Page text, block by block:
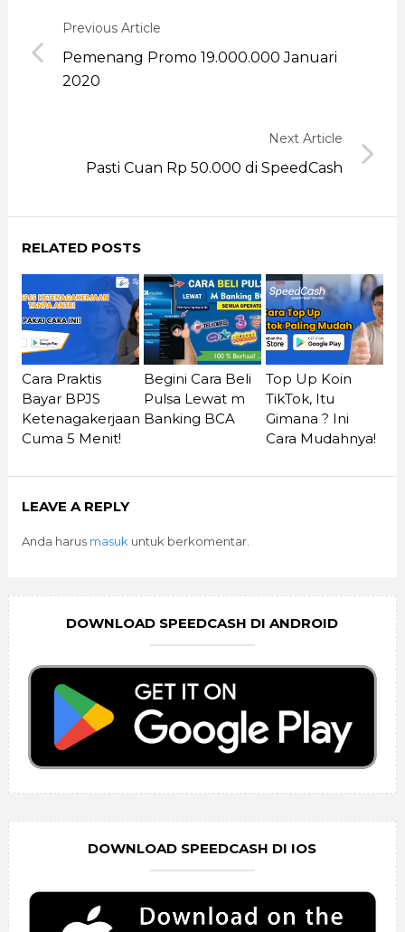
Previous Article
Pemenang Promo 19.000.000 Januari
2020
Next Article
Pasti Cuan Rp 50.000 di SpeedCash
RELATED POSTS
Cara Praktis
Bayar BPJS
Ketenagakerjaan
Cuma 5 Menit!
Begini Cara Beli
Pulsa Lewat m
Banking BCA
Top Up Koin
TikTok, Itu
Gimana ? Ini
Cara Mudahnya!
LEAVE A REPLY
Anda harus masuk untuk berkomentar.
DOWNLOAD SPEEDCASH DI ANDROID
DOWNLOAD SPEEDCASH DI IOS